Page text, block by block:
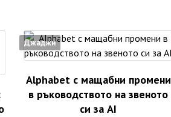
Джаджи
Alphabet с мащабни промени
в ръководството на звеното
си за AI